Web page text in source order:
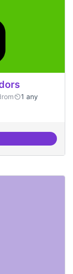
1 any
lliures en servidors